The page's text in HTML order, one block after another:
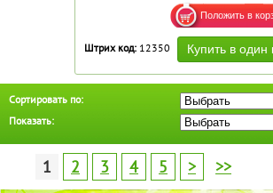
Штрих код: 12350
Сортировать по:
Показать:
1 2 3 4 5 > >>